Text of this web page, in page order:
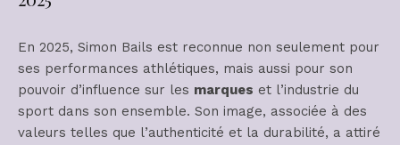
En 2025, Simon Bails est reconnue non seulement pour
ses performances athlétiques, mais aussi pour son
pouvoir d’influence sur les marques et l’industrie du
sport dans son ensemble. Son image, associée à des
valeurs telles que l’authenticité et la durabilité, a attiré